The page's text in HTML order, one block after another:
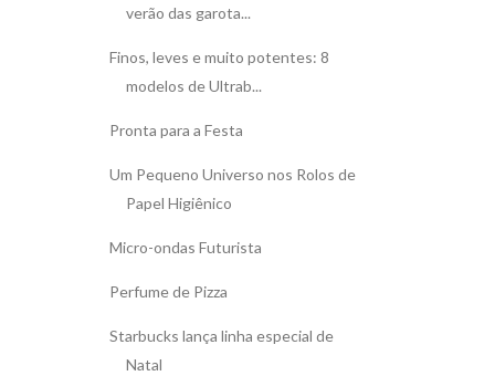
verão das garota...
Finos, leves e muito potentes: 8
modelos de Ultrab...
Pronta para a Festa
Um Pequeno Universo nos Rolos de
Papel Higiênico
Micro-ondas Futurista
Perfume de Pizza
Starbucks lança linha especial de
Natal